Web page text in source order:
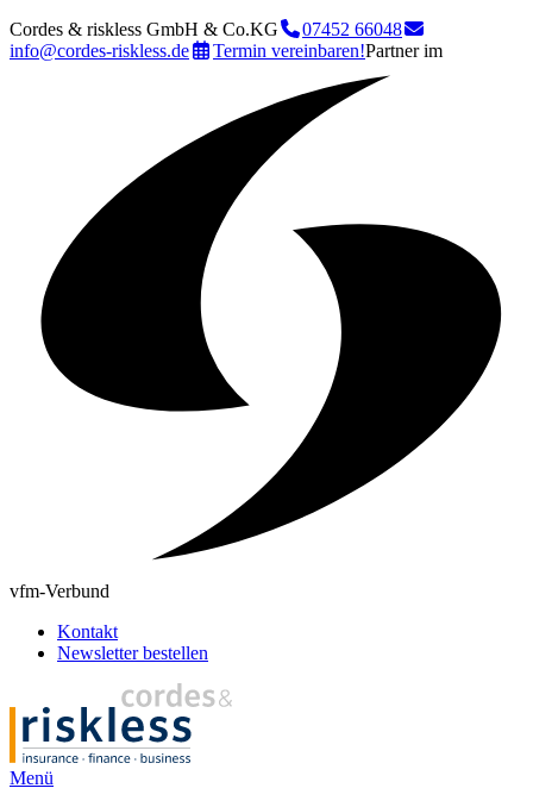
Cordes & riskless GmbH & Co.KG
07452 66048
info@cordes-riskless.de
Termin vereinbaren!Partner im
vfm-Verbund
Kontakt
Newsletter bestellen
Menü